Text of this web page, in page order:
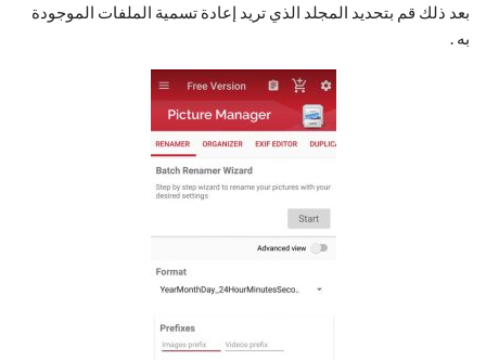
بعد ذلك قم بتحديد المجلد الذي تريد إعادة تسمية الملفات الموجودة
به .